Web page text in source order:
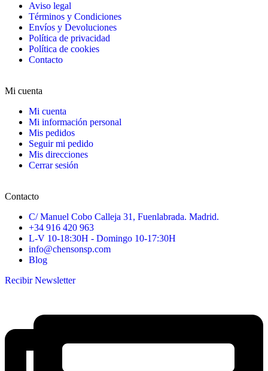
Aviso legal
Términos y Condiciones
Envíos y Devoluciones
Política de privacidad
Política de cookies
Contacto
Mi cuenta
Mi cuenta
Mi información personal
Mis pedidos
Seguir mi pedido
Mis direcciones
Cerrar sesión
Contacto
C/ Manuel Cobo Calleja 31, Fuenlabrada. Madrid.
+34 916 420 963
L-V 10-18:30H - Domingo 10-17:30H
info@chensonsp.com
Blog
Recibir Newsletter